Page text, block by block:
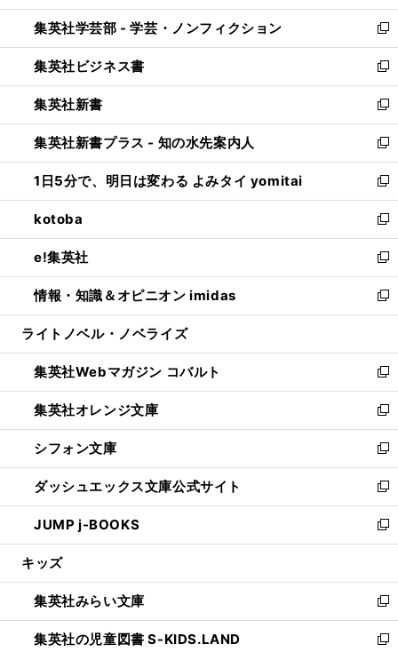
開
く
ウ
で
開
く
ン
ド
ウ
で
開
く
ウ
ィ
ン
ド
ウ
で
開
く
集英社学芸部 - 学芸・ノンフィクション
新
し
い
ウ
ィ
ン
ド
ウ
で
開
く
集英社ビジネス書
新
し
い
ウ
ィ
ン
ド
ウ
で
開
く
集英社新書
新
し
い
ウ
ィ
ン
ド
ウ
で
開
く
集英社新書プラス - 知の水先案内人
新
し
い
ウ
ィ
ン
ド
ウ
で
開
1日5分で、明日は変わる よみタイ yomitai
新
し
い
ウ
ィ
ン
ド
ウ
開
く
kotoba
新
し
い
ウ
ィ
ン
ウ
で
開
く
e!集英社
新
し
い
ウ
ン
ド
ウ
で
開
く
情報・知識＆オピニオン imidas
新
し
ウ
ィ
ン
ド
ウ
で
開
く
ライトノベル・ノベライズ
集英社Webマガジン コバルト
新
し
い
ウ
ィ
ン
ド
ウ
で
開
集英社オレンジ文庫
新
し
い
ウ
ィ
ン
ド
ウ
開
く
シフォン文庫
新
し
い
ウ
ィ
ン
ウ
で
開
く
ダッシュエックス文庫公式サイト
新
し
い
ウ
ン
ド
ウ
で
JUMP j-BOOKS
新
し
ウ
ィ
ン
ド
キッズ
集英社みらい文庫
新
し
い
集英社の児童図書 S-KIDS.LAND
新